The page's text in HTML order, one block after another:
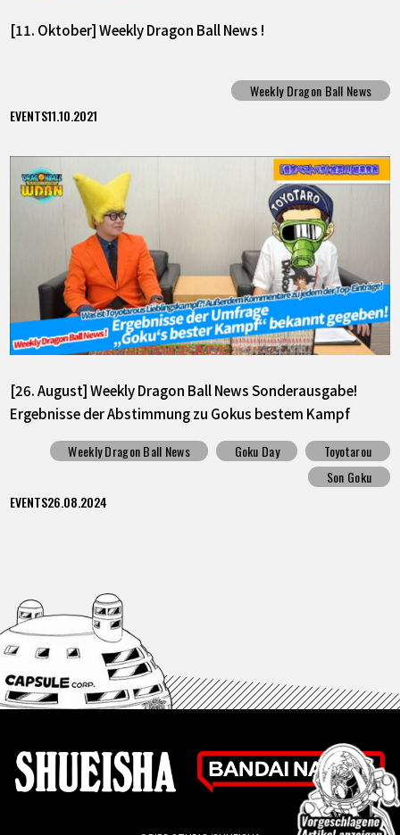
[11. Oktober] Weekly Dragon Ball News !
Weekly Dragon Ball News
EVENTS11.10.2021
[26. August] Weekly Dragon Ball News Sonderausgabe!
Ergebnisse der Abstimmung zu Gokus bestem Kampf
bekannt gegeben!
Weekly Dragon Ball News Goku Day
Toyotarou
Son Goku
EVENTS26.08.2024